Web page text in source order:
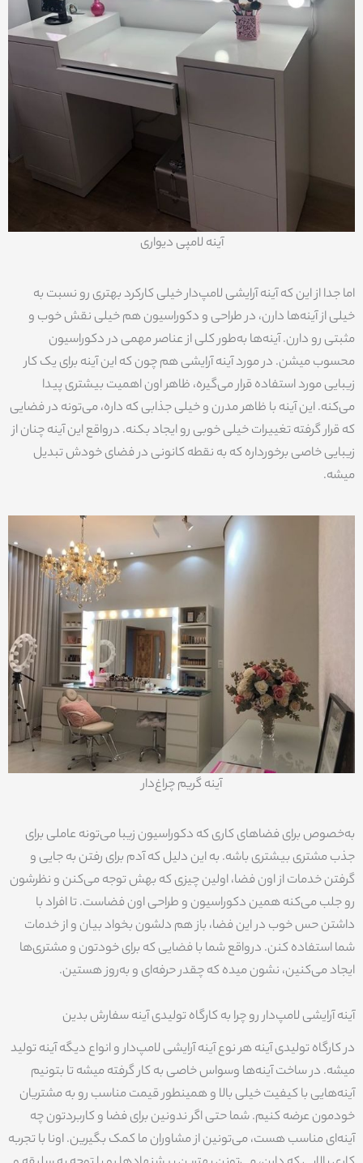
آینه لامپی دیواری
اما جدا از این که آینه آرایشی لامپ‌دار خیلی کارکرد بهتری رو نسبت به
خیلی از آینه‌ها دارن، در طراحی و دکوراسیون هم خیلی نقش خوب و
مثبتی رو دارن. آینه‌ها به‌طور کلی از عناصر مهمی در دکوراسیون
محسوب میشن. در مورد آینه آرایشی هم چون که این آینه برای یک کار
زیبایی مورد استفاده قرار می‌گیره، ظاهر اون اهمیت بیشتری پیدا
می‌کنه. این آینه با ظاهر مدرن و خیلی جذابی که داره، می‌تونه در فضایی
که قرار گرفته تغییرات خیلی خوبی رو ایجاد بکنه. درواقع این آینه چنان از
زیبایی خاصی برخورداره که به نقطه کانونی در فضای خودش تبدیل
میشه.
آینه گریم چراغ‌دار
به‌خصوص برای فضاهای کاری که دکوراسیون زیبا می‌تونه عاملی برای
جذب مشتری بیشتری باشه. به این دلیل که آدم برای رفتن به جایی و
گرفتن خدمات از اون فضا، اولین چیزی که بهش توجه می‌کنن و نظرشون
رو جلب می‌کنه همین دکوراسیون و طراحی اون فضاست. تا افراد با
داشتن حس خوب در این فضا، باز هم دلشون بخواد بیان و از خدمات
شما استفاده کنن. درواقع شما با فضایی که برای خودتون و مشتری‌ها
ایجاد می‌کنین، نشون میده که چقدر حرفه‌ای و به‌روز هستین.
آینه آرایشی لامپ‌دار رو چرا به کارگاه تولیدی آینه سفارش بدین
در کارگاه تولیدی آینه هر نوع آینه آرایشی لامپ‌دار و انواع دیگه آینه تولید
میشه. در ساخت آینه‌ها وسواس خاصی به کار گرفته میشه تا بتونیم
آینه‌هایی با کیفیت خیلی بالا و همینطور قیمت مناسب رو به مشتریان
خودمون عرضه کنیم. شما حتی اگر ندونین برای فضا و کاربردتون چه
آینه‌ای مناسب هست، می‌تونین از مشاوران ما کمک بگیرین. اونا با تجربه